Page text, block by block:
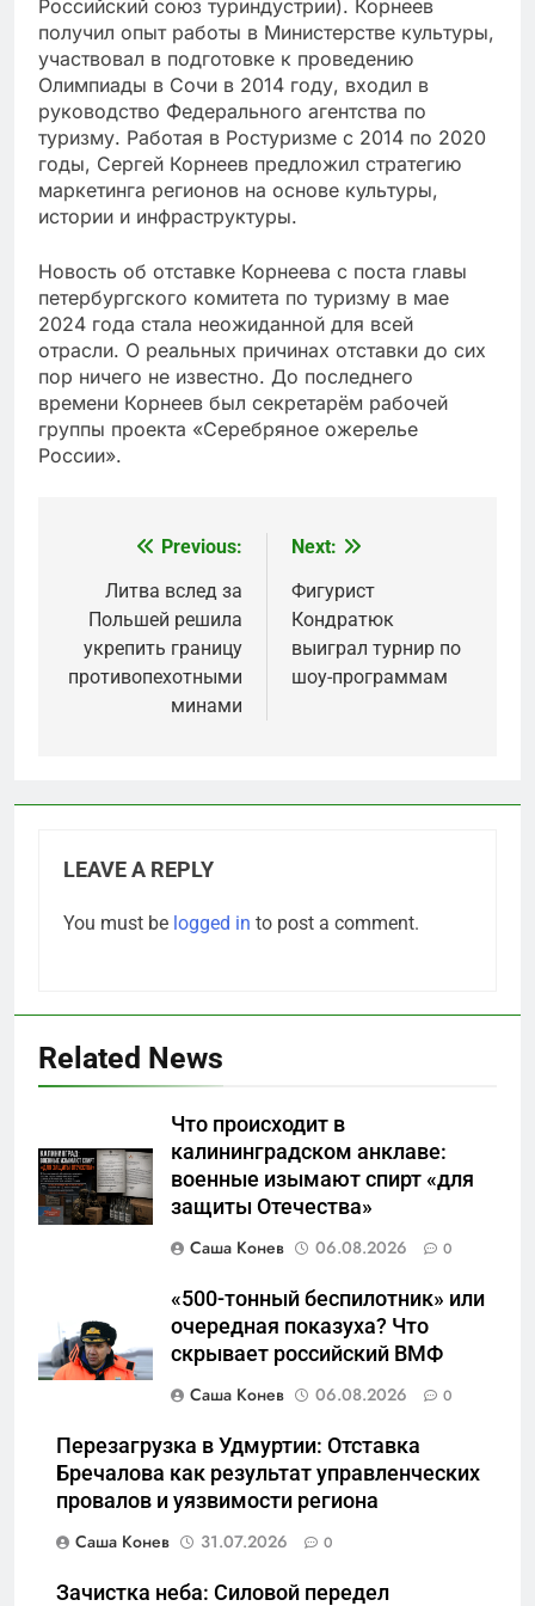
Российский союз туриндустрии). Корнеев
получил опыт работы в Министерстве культуры,
участвовал в подготовке к проведению
Олимпиады в Сочи в 2014 году, входил в
руководство Федерального агентства по
туризму. Работая в Ростуризме с 2014 по 2020
годы, Сергей Корнеев предложил стратегию
маркетинга регионов на основе культуры,
истории и инфраструктуры.
Новость об отставке Корнеева с поста главы
петербургского комитета по туризму в мае
2024 года стала неожиданной для всей
отрасли. О реальных причинах отставки до сих
пор ничего не известно. До последнего
времени Корнеев был секретарём рабочей
группы проекта «Серебряное ожерелье
России».
navigation
Previous:
Литва вслед за
Польшей решила
укрепить границу
противопехотными
минами
Next:
Фигурист
Кондратюк
выиграл турнир по
шоу-программам
LEAVE A REPLY
You must be logged in to post a comment.
Related News
Что происходит в
калининградском анклаве:
военные изымают спирт «для
защиты Отечества»
Саша Конев
06.08.2026 0
«500-тонный беспилотник» или
очередная показуха? Что
скрывает российский ВМФ
Саша Конев
06.08.2026 0
Перезагрузка в Удмуртии: Отставка
Бречалова как результат управленческих
провалов и уязвимости региона
Саша Конев
31.07.2026 0
Зачистка неба: Силовой передел
Отрезанные от помощи:
почему власть и
маркетплейсы «умывают
руки» после ударов по
складам Wildberries?
САНКТ-ПЕТЕРБУРГ И ОБЛАСТЬ
«Ростех» разъедают изнутри:
Серовский оборонный завод
идёт ко дну
САНКТ-ПЕТЕРБУРГ И ОБЛАСТЬ
«Бизнес на ветеранах и
покровительство»: как
социальный координатор
фонда «защитники
должность в источник
САНКТ-ПЕТЕРБУРГ И ОБЛАСТЬ